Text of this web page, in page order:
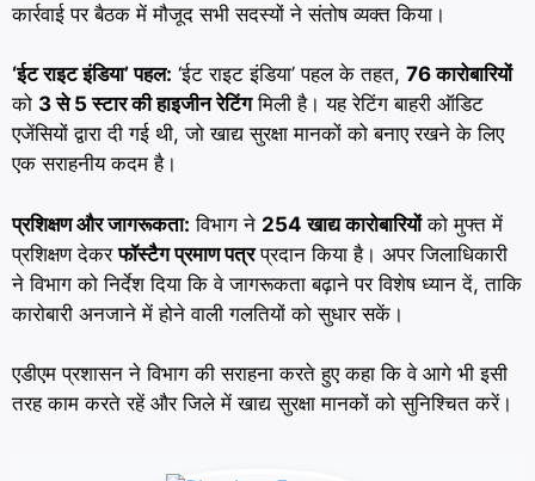
कार्रवाई पर बैठक में मौजूद सभी सदस्यों ने संतोष व्यक्त किया।
‘ईट राइट इंडिया’ पहल: ‘ईट राइट इंडिया’ पहल के तहत, 76 कारोबारियों
को 3 से 5 स्टार की हाइजीन रेटिंगमिली है। यह रेटिंग बाहरी ऑडिट
एजेंसियों द्वारा दी गई थी, जो खाद्य सुरक्षा मानकों को बनाए रखने के लिए
एक सराहनीय कदम है।
प्रशिक्षण और जागरूकता: विभाग ने 254 खाद्य कारोबारियोंको मुफ्त में
प्रशिक्षण देकरफॉस्टैग प्रमाण पत्रप्रदान किया है। अपर जिलाधिकारी
ने विभाग को निर्देश दिया कि वे जागरूकता बढ़ाने पर विशेष ध्यान दें, ताकि
कारोबारी अनजाने में होने वाली गलतियों को सुधार सकें।
एडीएम प्रशासन ने विभाग की सराहना करते हुए कहा कि वे आगे भी इसी
तरह काम करते रहें और जिले में खाद्य सुरक्षा मानकों को सुनिश्चित करें।